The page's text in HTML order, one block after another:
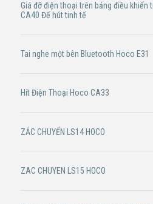
Giá đỡ điện thoại trên bảng điều khiển
CA40 Đế hút tinh tế
Tai nghe một bên Bluetooth Hoco E31
Hít Điện Thoại Hoco CA33
ZẮC CHUYỂN LS14 HOCO
ZAC CHUYEN LS15 HOCO